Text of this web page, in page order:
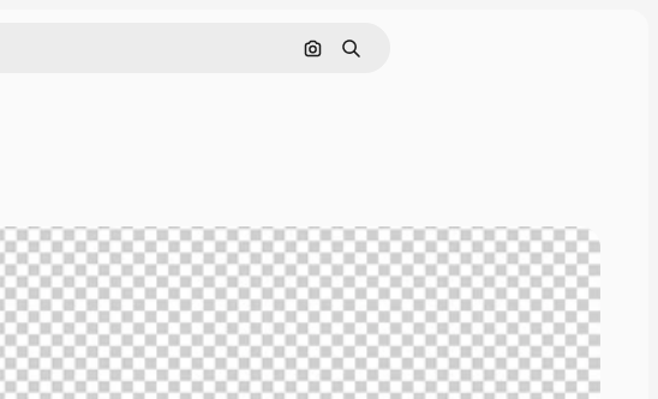
Hledat podle obrázku
Hledat